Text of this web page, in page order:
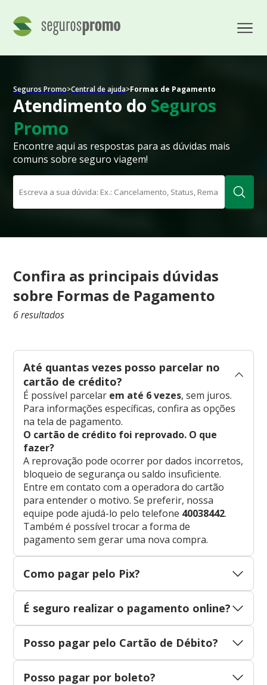
Seguros Promo>Central de ajuda>Formas de Pagamento
Atendimento do Seguros
Promo
Encontre aqui as respostas para as dúvidas mais
comuns sobre seguro viagem!
Confira as principais dúvidas
sobre Formas de Pagamento
6 resultados
Até quantas vezes posso parcelar no
cartão de crédito?
É possível parcelar em até 6 vezes, sem juros.
Para informações específicas, confira as opções
na tela de pagamento.
O cartão de crédito foi reprovado. O que
fazer?
A reprovação pode ocorrer por dados incorretos,
bloqueio de segurança ou saldo insuficiente.
Entre em contato com a operadora do cartão
para entender o motivo. Se preferir, nossa
equipe pode ajudá-lo pelo telefone 40038442.
Também é possível trocar a forma de
pagamento sem gerar uma nova compra.
Como pagar pelo Pix?
É seguro realizar o pagamento online?
Posso pagar pelo Cartão de Débito?
Posso pagar por boleto?